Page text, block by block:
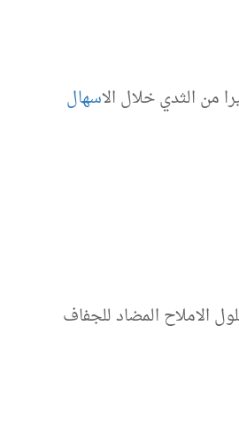
من الثدي خلال الاسهال
الاملاح المضاد للجفاف